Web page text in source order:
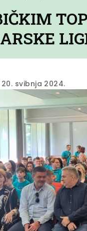
svibnja 2024.